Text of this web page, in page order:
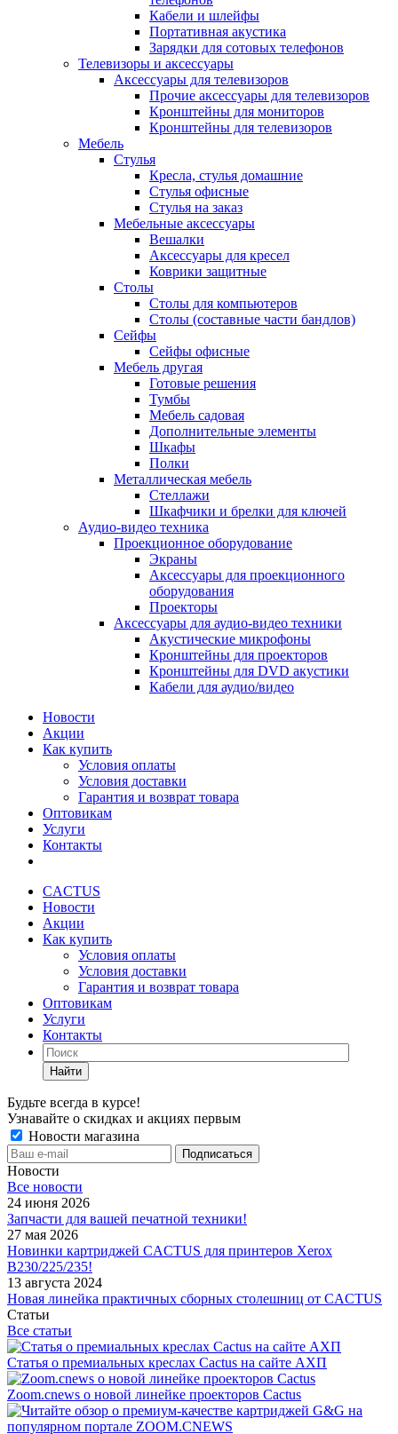
Кабели и шлейфы
Портативная акустика
Зарядки для сотовых телефонов
Телевизоры и аксессуары
Аксессуары для телевизоров
Прочие аксессуары для телевизоров
Кронштейны для мониторов
Кронштейны для телевизоров
Мебель
Стулья
Кресла, стулья домашние
Стулья офисные
Стулья на заказ
Мебельные аксессуары
Вешалки
Аксессуары для кресел
Коврики защитные
Столы
Столы для компьютеров
Столы (составные части бандлов)
Сейфы
Сейфы офисные
Мебель другая
Готовые решения
Тумбы
Мебель садовая
Дополнительные элементы
Шкафы
Полки
Металлическая мебель
Стеллажи
Шкафчики и брелки для ключей
Аудио-видео техника
Проекционное оборудование
Экраны
Аксессуары для проекционного
оборудования
Проекторы
Аксессуары для аудио-видео техники
Акустические микрофоны
Кронштейны для проекторов
Кронштейны для DVD акустики
Кабели для аудио/видео
Новости
Акции
Как купить
Условия оплаты
Условия доставки
Гарантия и возврат товара
Оптовикам
Услуги
Контакты
CACTUS
Новости
Акции
Как купить
Условия оплаты
Условия доставки
Гарантия и возврат товара
Оптовикам
Услуги
Контакты
Найти
Будьте всегда в курсе!
Узнавайте о скидках и акциях первым
Новости магазина
Новости
Все новости
24 июня 2026
Запчасти для вашей печатной техники!
27 мая 2026
Новинки картриджей CACTUS для принтеров Xerox
B230/225/235!
13 августа 2024
Новая линейка практичных сборных столешниц от CACTUS
Статьи
Все статьи
Статья о премиальных креслах Cactus на сайте АХП
Zoom.cnews о новой линейке проекторов Cactus